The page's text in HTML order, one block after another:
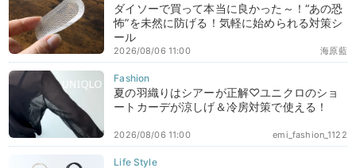
ダイソーで買って本当に良かった～！“あの恐
怖”を未然に防げる！気軽に始められる対策シ
ール
海原藍
2026/08/06 11:00
夏の羽織りはシアーが正解♡ユニクロのショ
ートカーデが涼しげ＆冷房対策で使える！
emi_fashion_1122
2026/08/06 11:00